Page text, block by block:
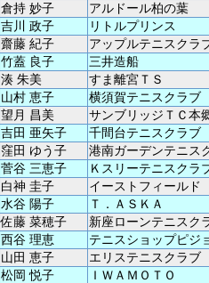
倉持 妙子
アルドール柏の葉
吉川 政子
リトルプリンス
齋藤 紀子
アップルテニスクラ
竹蓋 良子
三井造船
湊 朱美
すま離宮ＴＳ
山村 恵子
横須賀テニスクラブ
望月 昌美
サンブリッジＴＣ本
吉田 亜矢子
千間台テニスクラブ
窪田 ゆう子
港南ガーデンテニス
菅谷 三恵子
Ｋスリーテニスクラ
白神 圭子
イーストフィールド
水谷 陽子
Ｔ．ＡＳＫＡ
佐藤 菜穂子
新座ローンテニスク
西谷 理恵
テニスショップピジ
山田 恵子
エリステニスクラブ
松岡 悦子
ＩＷＡＭＯＴＯ